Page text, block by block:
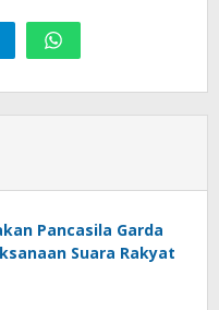
Pancasila Garda
Suara Rakyat